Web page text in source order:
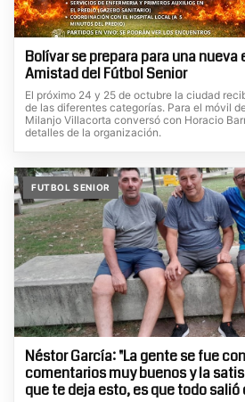
Bolívar se prepara para una
Amistad del Fútbol Senior
El próximo 24 y 25 de octubre la ciudad
de las diferentes categorías. Para el móvil
Milanjo Villacorta conversó con Horacio
detalles de la organización.
FUTBOL SENIOR
Néstor García: "La gente se fue
comentarios muy buenos y la
que te deja esto, es que todo salió